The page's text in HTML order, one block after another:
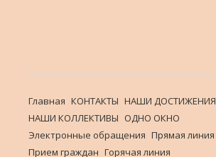
Главная КОНТАКТЫ НАШИ ДОСТИЖЕНИЯ
НАШИ КОЛЛЕКТИВЫ ОДНО ОКНО
Электронные обращения Прямая линия
Прием граждан Горячая линия